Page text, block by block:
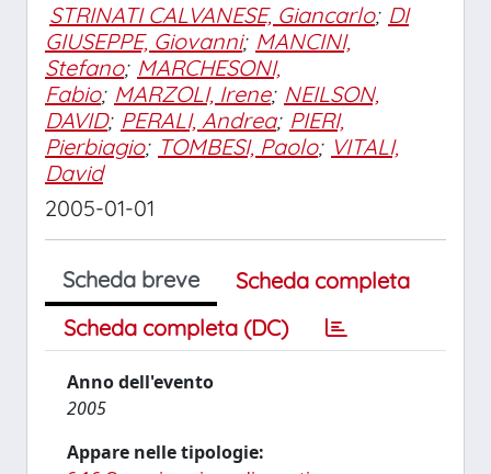
STRINATI CALVANESE, Giancarlo; DI
GIUSEPPE, Giovanni; MANCINI,
Stefano; MARCHESONI,
Fabio; MARZOLI, Irene; NEILSON,
DAVID; PERALI, Andrea; PIERI,
Pierbiagio; TOMBESI, Paolo; VITALI,
David
2005-01-01
Scheda breve
Scheda completa
Scheda completa (DC)
Anno dell'evento
2005
Appare nelle tipologie: